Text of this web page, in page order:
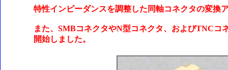
特性インピーダンスを調整した同軸コネクタの変換
また、SMBコネクタやN型コネクタ、およびTNCコ
開始しました。